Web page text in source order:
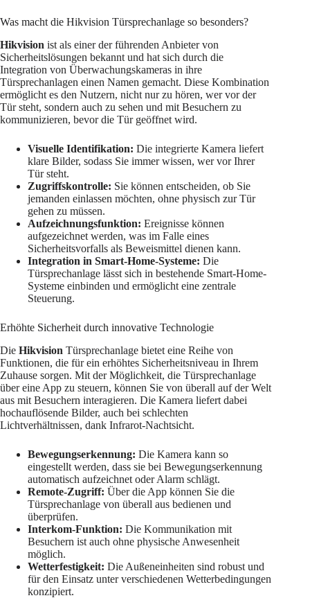
Was macht die Hikvision Türsprechanlage so besonders?
Hikvision ist als einer der führenden Anbieter von
Sicherheitslösungen bekannt und hat sich durch die
Integration von Überwachungskameras in ihre
Türsprechanlagen einen Namen gemacht. Diese Kombination
ermöglicht es den Nutzern, nicht nur zu hören, wer vor der
Tür steht, sondern auch zu sehen und mit Besuchern zu
kommunizieren, bevor die Tür geöffnet wird.
Visuelle Identifikation: Die integrierte Kamera liefert
klare Bilder, sodass Sie immer wissen, wer vor Ihrer
Tür steht.
Zugriffskontrolle: Sie können entscheiden, ob Sie
jemanden einlassen möchten, ohne physisch zur Tür
gehen zu müssen.
Aufzeichnungsfunktion: Ereignisse können
aufgezeichnet werden, was im Falle eines
Sicherheitsvorfalls als Beweismittel dienen kann.
Integration in Smart-Home-Systeme: Die
Türsprechanlage lässt sich in bestehende Smart-Home-
Systeme einbinden und ermöglicht eine zentrale
Steuerung.
Erhöhte Sicherheit durch innovative Technologie
Die Hikvision Türsprechanlage bietet eine Reihe von
Funktionen, die für ein erhöhtes Sicherheitsniveau in Ihrem
Zuhause sorgen. Mit der Möglichkeit, die Türsprechanlage
über eine App zu steuern, können Sie von überall auf der Welt
aus mit Besuchern interagieren. Die Kamera liefert dabei
hochauflösende Bilder, auch bei schlechten
Lichtverhältnissen, dank Infrarot-Nachtsicht.
Bewegungserkennung: Die Kamera kann so
eingestellt werden, dass sie bei Bewegungserkennung
automatisch aufzeichnet oder Alarm schlägt.
Remote-Zugriff: Über die App können Sie die
Türsprechanlage von überall aus bedienen und
überprüfen.
Interkom-Funktion: Die Kommunikation mit
Besuchern ist auch ohne physische Anwesenheit
möglich.
Wetterfestigkeit: Die Außeneinheiten sind robust und
für den Einsatz unter verschiedenen Wetterbedingungen
konzipiert.